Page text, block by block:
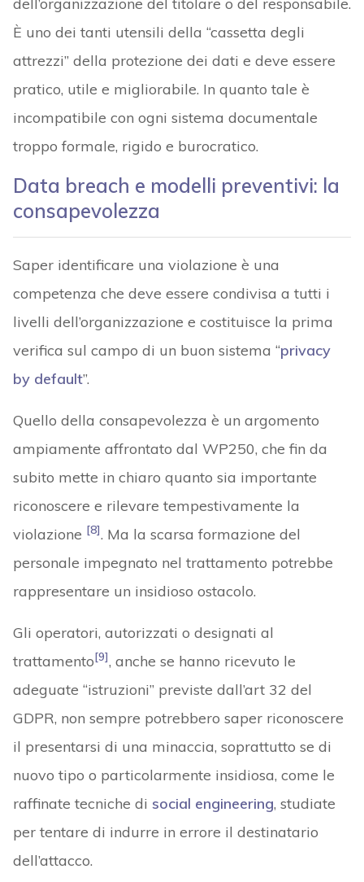
È uno dei tanti utensili della “cassetta degli
attrezzi” della protezione dei dati e deve essere
pratico, utile e migliorabile. In quanto tale è
incompatibile con ogni sistema documentale
troppo formale, rigido e burocratico.
Data breach e modelli preventivi: la
consapevolezza
Saper identificare una violazione è una
competenza che deve essere condivisa a tutti i
livelli dell’organizzazione e costituisce la prima
verifica sul campo di un buon sistema “privacy
by default”.
Quello della consapevolezza è un argomento
ampiamente affrontato dal WP250, che fin da
subito mette in chiaro quanto sia importante
riconoscere e rilevare tempestivamente la
violazione [8]. Ma la scarsa formazione del
personale impegnato nel trattamento potrebbe
rappresentare un insidioso ostacolo.
Gli operatori, autorizzati o designati al
trattamento[9], anche se hanno ricevuto le
adeguate “istruzioni” previste dall’art 32 del
GDPR, non sempre potrebbero saper riconoscere
il presentarsi di una minaccia, soprattutto se di
nuovo tipo o particolarmente insidiosa, come le
raffinate tecniche di social engineering, studiate
per tentare di indurre in errore il destinatario
dell’attacco.